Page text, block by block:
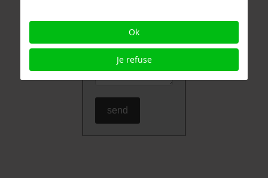
send
Ok
Je refuse